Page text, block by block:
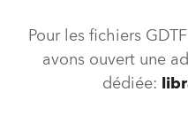
Pour les fichiers
avons ouvert une
dédiée: